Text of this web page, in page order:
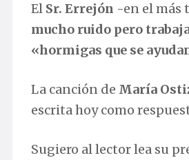
El Sr. Errejón -en el más
mucho ruido pero
«hormigas que se
La canción de María
escrita hoy como
Sugiero al lector lea su